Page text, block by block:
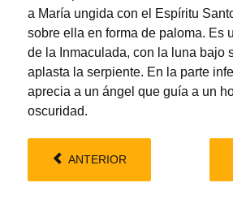
a María ungida con el Espíritu
sobre ella en forma de paloma. Es
de la Inmaculada, con la luna bajo
aplasta la serpiente. En la parte
aprecia a un ángel que guía a un
oscuridad.
ANTERIOR